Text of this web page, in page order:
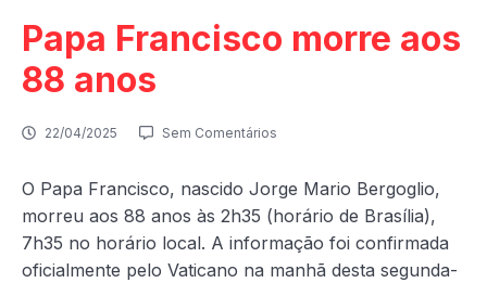
Papa Francisco morre aos
88 anos
22/04/2025 Sem Comentários
O Papa Francisco, nascido Jorge Mario Bergoglio,
morreu aos 88 anos às 2h35 (horário de Brasília),
7h35 no horário local. A informação foi confirmada
oficialmente pelo Vaticano na manhã desta segunda-